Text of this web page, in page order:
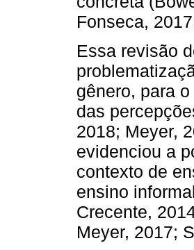
Fonseca,
Essa revisão
gênero, para
das
2018; Meyer,
evidenciou a
contexto de
ensino
Crecente,
Meyer, 2017;